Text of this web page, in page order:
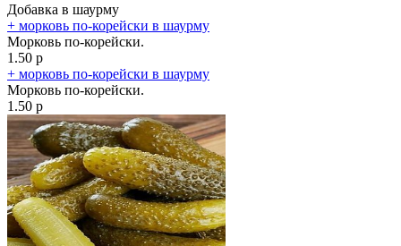
Добавка в шаурму
+ морковь по-корейски в шаурму
Морковь по-корейски.
1.50 р
+ морковь по-корейски в шаурму
Морковь по-корейски.
1.50 р